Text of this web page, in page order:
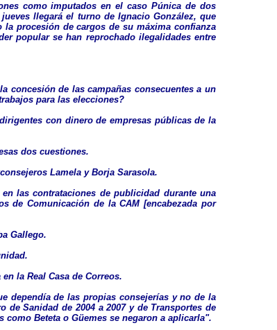
como imputados en el caso Púnica de dos
llegará el turno de Ignacio González, que
la procesión de cargos de su máxima confianza
popular se han reprochado ilegalidades entre
concesión de las campañas consecuentes a un
para las elecciones?
con dinero de empresas públicas de la
dos cuestiones.
Lamela y Borja Sarasola.
las contrataciones de publicidad durante una
de Comunicación de la CAM [encabezada por
Gallego.
la Real Casa de Correos.
dependía de las propias consejerías y no de la
Sanidad de 2004 a 2007 y de Transportes de
Beteta o Güemes se negaron a aplicarla".